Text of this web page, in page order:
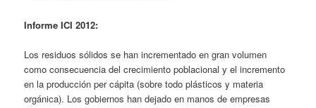
Informe ICI 2012:
Los residuos sólidos se han incrementado en gran volumen
como consecuencia del crecimiento poblacional y el incremento
en la producción per cápita (sobre todo plásticos y materia
orgánica). Los gobiernos han dejado en manos de empresas